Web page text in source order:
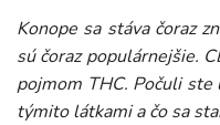
Konope sa stáva čoraz
sú čoraz populárnejšie.
pojmom THC. Počuli ste
týmito látkami a čo sa